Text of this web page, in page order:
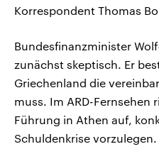
Korrespondent Thomas
Bundesfinanzminister
zunächst skeptisch. Er
Griechenland die
muss. Im ARD-Fernsehen
Führung in Athen auf,
Schuldenkrise